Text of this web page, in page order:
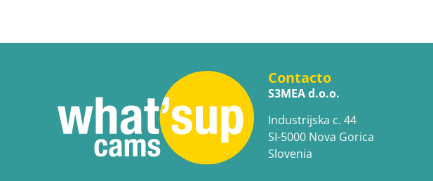
Contacto
S3MEA d.o.o.
Industrijska c. 44
SI-5000 Nova Gorica
Slovenia